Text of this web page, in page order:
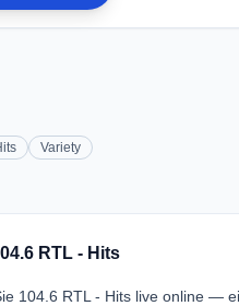
Variety
RTL - Hits
104.6 RTL - Hits live online —